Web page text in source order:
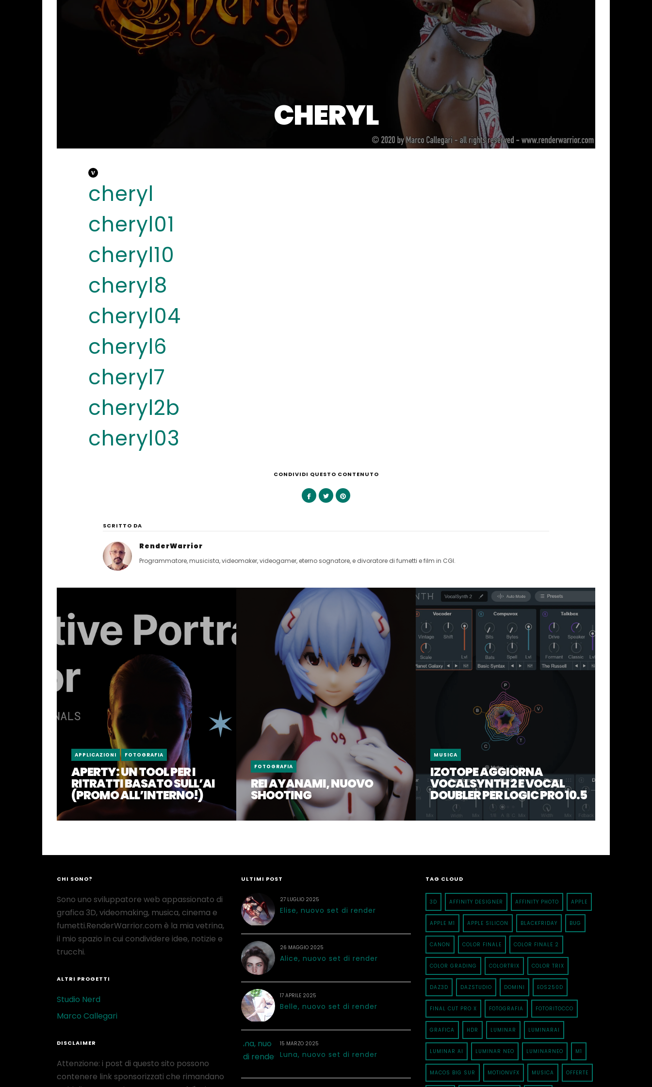
CHERYL
cheryl
cheryl01
cheryl10
cheryl8
cheryl04
cheryl6
cheryl7
cheryl2b
cheryl03
CONDIVIDI QUESTO CONTENUTO
SCRITTO DA
RenderWarrior
Programmatore, musicista, videomaker, videogamer, eterno sognatore, e divoratore di fumetti e film in CGI.
APPLICAZIONI FOTOGRAFIA
APERTY: UN TOOL PER I
RITRATTI BASATO SULL’AI
(PROMO ALL’INTERNO!)
FOTOGRAFIA
REI AYANAMI, NUOVO
SHOOTING
MUSICA
IZOTOPE AGGIORNA
VOCALSYNTH 2 E VOCAL
DOUBLER PER LOGIC PRO 10.5
CHI SONO?
Sono uno sviluppatore web appassionato di
grafica 3D, videomaking, musica, cinema e
fumetti.RenderWarrior.com è la mia vetrina,
il mio spazio in cui condividere idee, notizie e
trucchi.
ALTRI PROGETTI
Studio Nerd
Marco Callegari
DISCLAIMER
Attenzione: i post di questo sito possono
contenere link sponsorizzati che rimandano
ULTIMI POST
27 LUGLIO 2025
Elise, nuovo set di render
26 MAGGIO 2025
Alice, nuovo set di render
17 APRILE 2025
Belle, nuovo set di render
15 MARZO 2025
Luna, nuovo set di render
TAG CLOUD
3D AFFINITY DESIGNER AFFINITY PHOTO APPLE
APPLE M1 APPLE SILICON BLACKFRIDAY BUG
CANON COLOR FINALE COLOR FINALE 2
COLOR GRADING COLORTRIX COLOR TRIX
DAZ3D DAZSTUDIO DOMINI EOS250D
FINAL CUT PRO X FOTOGRAFIA FOTORITOCCO
GRAFICA HDR LUMINAR LUMINARAI
LUMINAR AI LUMINAR NEO LUMINARNEO M1
MACOS BIG SUR MOTIONVFX MUSICA OFFERTE